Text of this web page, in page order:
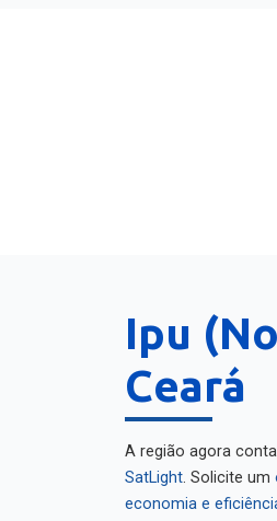
Ipu
Ceará
A região agora
SatLight . Solicite um
economia e